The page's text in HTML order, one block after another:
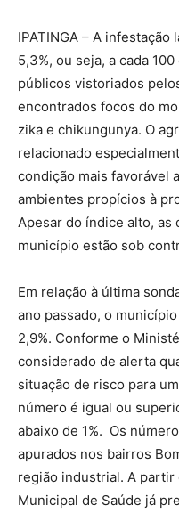
IPATINGA – A
5,3%, ou seja, a cada
públicos vistoriados
encontrados focos do
zika e chikungunya. O
relacionado
condição mais favorável
ambientes propícios à
Apesar do índice alto, as
município estão sob
Em relação à última
ano passado, o
2,9%. Conforme o
considerado de alerta
situação de risco para
número é igual ou
abaixo de 1%. Os
apurados nos bairros
região industrial. A partir
Municipal de Saúde já